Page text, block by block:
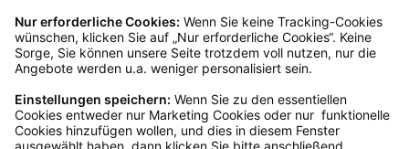
Mo – Fr 9 – 17 Uhr, Sa 9 – 13 Uhr